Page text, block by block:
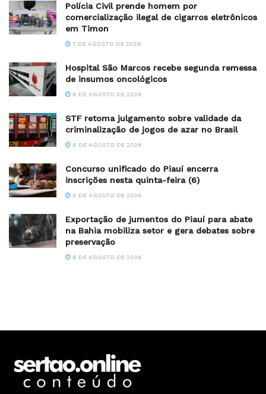
Polícia Civil prende homem por
comercialização ilegal de cigarros eletrônicos
em Timon
7 DE AGOSTO DE 2026
Hospital São Marcos recebe segunda remessa
de insumos oncológicos
6 DE AGOSTO DE 2026
STF retoma julgamento sobre validade da
criminalização de jogos de azar no Brasil
6 DE AGOSTO DE 2026
Concurso unificado do Piauí encerra
inscrições nesta quinta-feira (6)
6 DE AGOSTO DE 2026
Exportação de jumentos do Piauí para abate
na Bahia mobiliza setor e gera debates sobre
preservação
6 DE AGOSTO DE 2026